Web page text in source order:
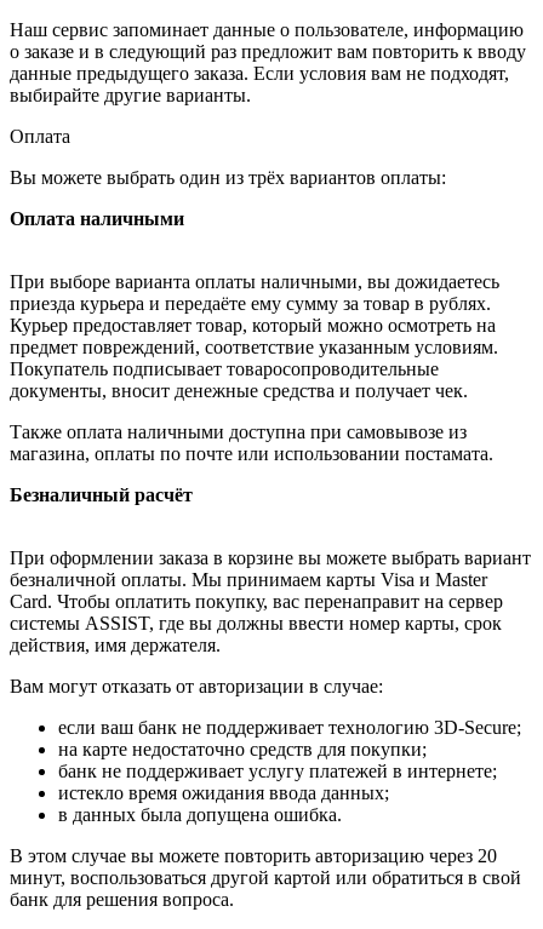
Наш сервис запоминает данные о пользователе, информацию
о заказе и в следующий раз предложит вам повторить к вводу
данные предыдущего заказа. Если условия вам не подходят,
выбирайте другие варианты.
Оплата
Вы можете выбрать один из трёх вариантов оплаты:
Оплата наличными
При выборе варианта оплаты наличными, вы дожидаетесь
приезда курьера и передаёте ему сумму за товар в рублях.
Курьер предоставляет товар, который можно осмотреть на
предмет повреждений, соответствие указанным условиям.
Покупатель подписывает товаросопроводительные
документы, вносит денежные средства и получает чек.
Также оплата наличными доступна при самовывозе из
магазина, оплаты по почте или использовании постамата.
Безналичный расчёт
При оформлении заказа в корзине вы можете выбрать вариант
безналичной оплаты. Мы принимаем карты Visa и Master
Card. Чтобы оплатить покупку, вас перенаправит на сервер
системы ASSIST, где вы должны ввести номер карты, срок
действия, имя держателя.
Вам могут отказать от авторизации в случае:
если ваш банк не поддерживает технологию 3D-Secure;
на карте недостаточно средств для покупки;
банк не поддерживает услугу платежей в интернете;
истекло время ожидания ввода данных;
в данных была допущена ошибка.
В этом случае вы можете повторить авторизацию через 20
минут, воспользоваться другой картой или обратиться в свой
банк для решения вопроса.